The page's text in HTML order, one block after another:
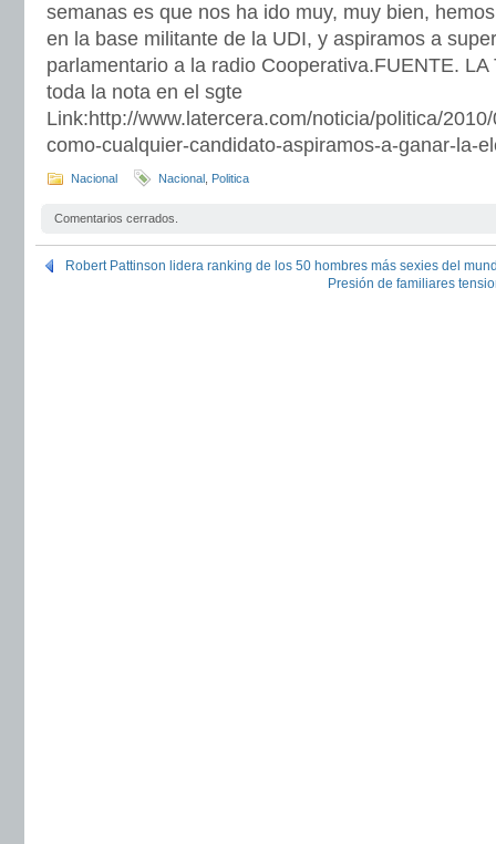
semanas es que nos ha ido muy, muy bien,
en la base militante de la UDI, y aspiramos a
parlamentario a la radio Cooperativa.FUENTE.
toda la nota en el sgte
Link:http://www.latercera.com/noticia/politica/
como-cualquier-candidato-aspiramos-a-ganar-la-
Nacional Nacional Politica
Comentarios cerrados.
Robert Pattinson lidera ranking de los 50 hombres más sexies del
Presión de familiares